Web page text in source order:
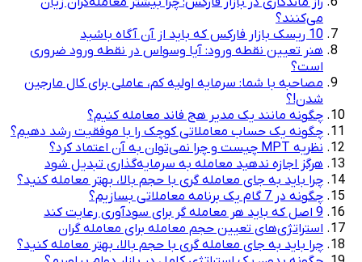
می‌کنند؟
10 ریسک بازار فارکس که باید از آن آگاه باشید
هنر تعیین نقطه ورود: آیا وسواس در نقطه ورود ضروری
است؟
مصاحبه با شما: سرمایه اولیه کم، عاملی برای کال مارجین
شدن!؟
چگونه مانند یک مدیر هج فاند معامله کنیم؟
چگونه یک حساب معاملاتی کوچک را با موفقیت رشد دهیم؟
نظریه MPT چیست و چرا نمی‌توان به آن اعتماد کرد؟
هرگز اجازه ندهید معامله به سرمایه‌گذاری تبدیل شود
چرا باید به جای معامله گری با حجم بالا، بهتر معامله کنید؟
چگونه در 7 گام یک برنامه معاملاتی بسازیم؟
9 اصل که باید هر معامله گر برای سودآوری رعایت کند
استراتژی‌های تعیین حجم معامله برای معامله گران
چرا باید به جای معامله گری با حجم بالا، بهتر معامله کنید؟